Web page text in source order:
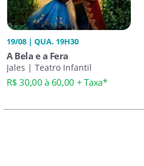
19/08 | QUA. 19H30
A Bela e a Fera
Jales | Teatro Infantil
R$ 30,00 à 60,00 + Taxa*